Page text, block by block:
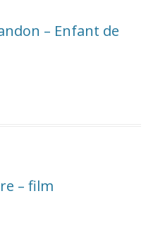
– Enfant de
– film